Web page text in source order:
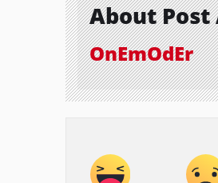
About
OnEmOdEr